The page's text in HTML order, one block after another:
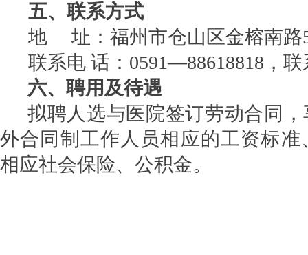
五、联系方式
地
址：福州市仓山区金榕南路
联系电 话： 0591—88618818 ，
六、聘用及待遇
拟聘人选与医院签订劳动合同
外合同制工作人员相应的工资标准
相应社会保险、公积金。